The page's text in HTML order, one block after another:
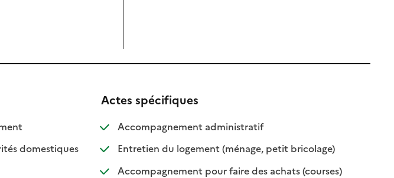
: disponible
: non disponible
domestiques: disponible
: non disponible
Actes spécifiques
Accompagnement administratif: disponible
: non disponible
Entretien du logement (ménage, petit bricolage): disponible
: non disponible
Accompagnement pour faire des achats (courses): disponible
: non